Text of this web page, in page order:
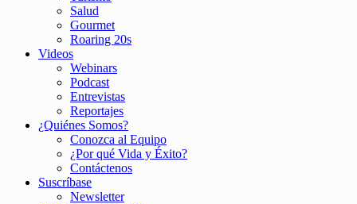
Salud
Gourmet
Roaring 20s
Videos
Webinars
Podcast
Entrevistas
Reportajes
¿Quiénes Somos?
Conozca al Equipo
¿Por qué Vida y Éxito?
Contáctenos
Suscríbase
Newsletter